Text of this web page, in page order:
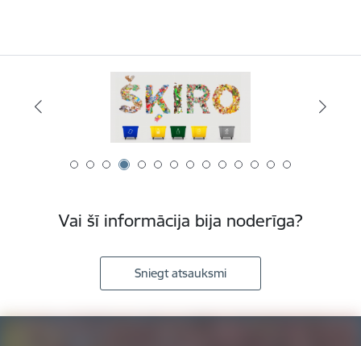
Vai šī informācija bija noderīga?
Sniegt atsauksmi